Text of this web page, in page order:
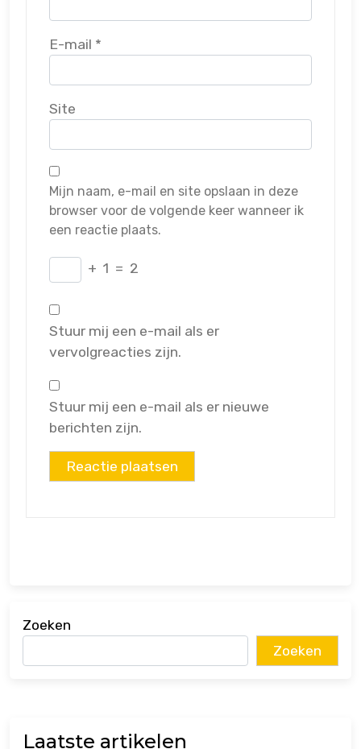
E-mail *
Site
Mijn naam, e-mail en site opslaan in deze
browser voor de volgende keer wanneer ik
een reactie plaats.
+ 1 = 2
Stuur mij een e-mail als er
vervolgreacties zijn.
Stuur mij een e-mail als er nieuwe
berichten zijn.
Zoeken
Zoeken
Laatste artikelen